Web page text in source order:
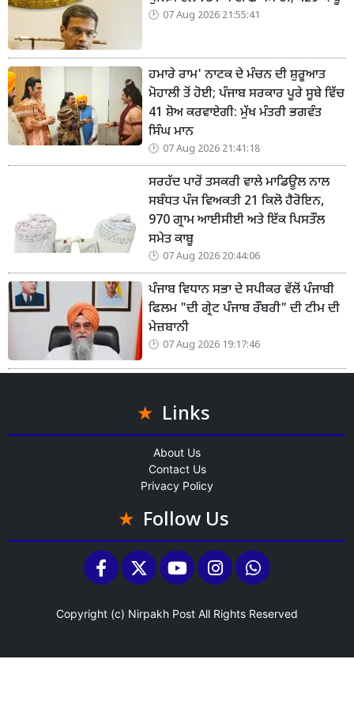
07 Aug 2026 21:55:41
ਹਮਾਰੇ ਰਾਮ' ਨਾਟਕ ਦੇ ਮੰਚਨ ਦੀ ਸ਼ੁਰੂਆਤ
ਮੋਹਾਲੀ ਤੋਂ ਹੋਈ; ਪੰਜਾਬ ਸਰਕਾਰ ਪੂਰੇ ਸੂਬੇ ਵਿੱਚ
41 ਸ਼ੋਅ ਕਰਵਾਏਗੀ: ਮੁੱਖ ਮੰਤਰੀ ਭਗਵੰਤ
ਸਿੰਘ ਮਾਨ
07 Aug 2026 21:41:18
ਸਰਹੱਦ ਪਾਰੋਂ ਤਸਕਰੀ ਵਾਲੇ ਮਾਡਿਊਲ ਨਾਲ
ਸਬੰਧਤ ਪੰਜ ਵਿਅਕਤੀ 21 ਕਿਲੋ ਹੈਰੋਇਨ,
970 ਗ੍ਰਾਮ ਆਈਸੀਈ ਅਤੇ ਇੱਕ ਪਿਸਤੌਲ
ਸਮੇਤ ਕਾਬੂ
07 Aug 2026 20:44:06
ਪੰਜਾਬ ਵਿਧਾਨ ਸਭਾ ਦੇ ਸਪੀਕਰ ਵੱਲੋਂ ਪੰਜਾਬੀ
ਫਿਲਮ "ਦੀ ਗ੍ਰੇਟ ਪੰਜਾਬ ਰੌਬਰੀ" ਦੀ ਟੀਮ ਦੀ
ਮੇਜ਼ਬਾਨੀ
07 Aug 2026 19:17:46
Links
About Us
Contact Us
Privacy Policy
Follow Us
Copyright (c) Nirpakh Post All Rights Reserved